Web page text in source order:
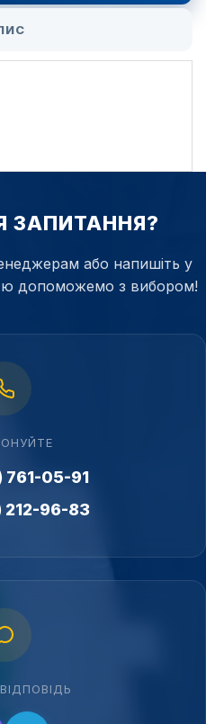
ЗАПИТАННЯ?
або напишіть у
допоможемо з вибором!
761-05-91
212-96-83